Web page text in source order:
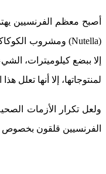
أصبح معظم الفرنسيين
إلا ببضع كيلوميترات،
لمنتوجاتها، إلا أنها
الفرنسيين قلقون بخصوص أمنهم الغذائي، و 79 % منهم يؤكدون احتمال خطورة المواد الغذائية المصنعة التي